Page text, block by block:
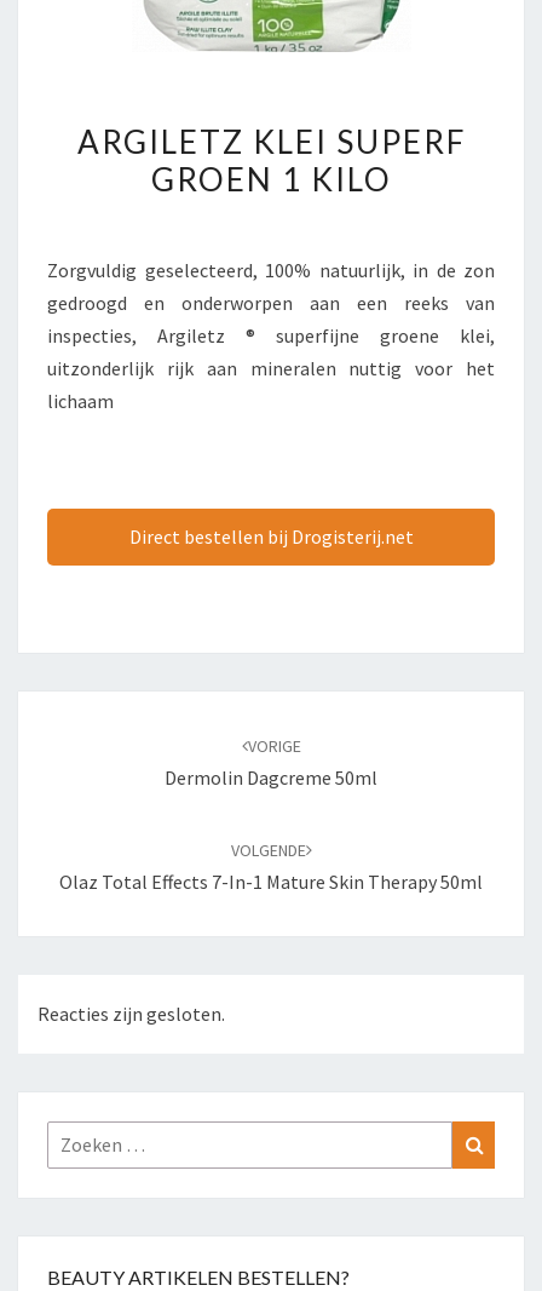
KLEI
SUPERF
KILO
ARGILETZ KLEI SUPERF
GROEN 1 KILO
Zorgvuldig geselecteerd, 100% natuurlijk, in de zon
gedroogd en onderworpen aan een reeks van
inspecties, Argiletz ® superfijne groene klei,
uitzonderlijk rijk aan mineralen nuttig voor het
lichaam
Direct bestellen bij Drogisterij.net
VORIGE
Dermolin Dagcreme 50ml
VOLGENDE
Olaz Total Effects 7-In-1 Mature Skin Therapy 50ml
Reacties zijn gesloten.
Zoeken
naar:
BEAUTY ARTIKELEN BESTELLEN?